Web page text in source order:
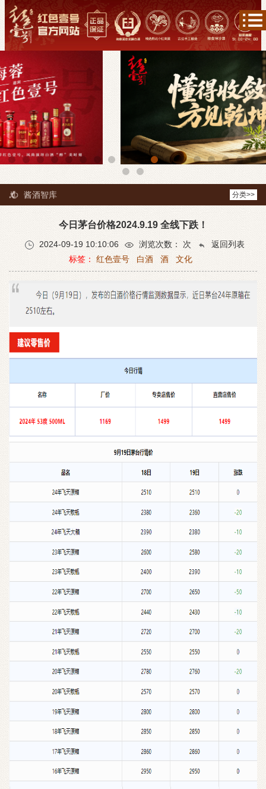
酱酒智库 分类>>
今日茅台价格2024.9.19 全线下跌！
2024-09-19 10:10:06 浏览次数： 次
返回列表
标签： 红色壹号 白酒 酒 文化